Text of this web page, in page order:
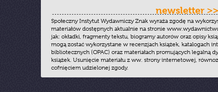
newsletter >>
Społeczny Instytut Wydawniczy Znak wyraża zgodę na
materiałów dostępnych aktualnie na stronie
jak: okładki, fragmenty tekstu, biogramy autorów oraz opisy
mogą zostać wykorzystane w recenzjach książek, katalogach
bibliotecznych (OPAC) oraz materiałach promujących legalną
książek. Usunięcie materiału z ww. strony internetowej,
cofnięciem udzielonej zgody.